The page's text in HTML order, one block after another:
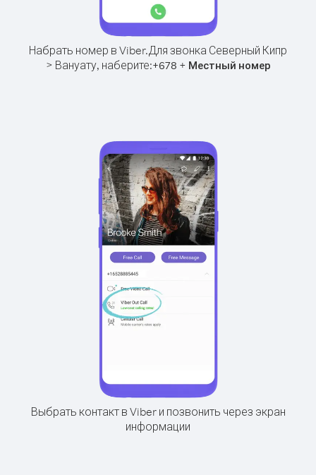
Набрать номер в Viber.Для звонка Северный Кипр
> Вануату, наберите:+678 + Местный номер
Выбрать контакт в Viber и позвонить через экран
информации